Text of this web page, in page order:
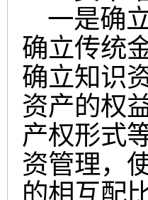
一是确
确立传统
确立知识
资产的权
产权形式
资管理，
的相互配